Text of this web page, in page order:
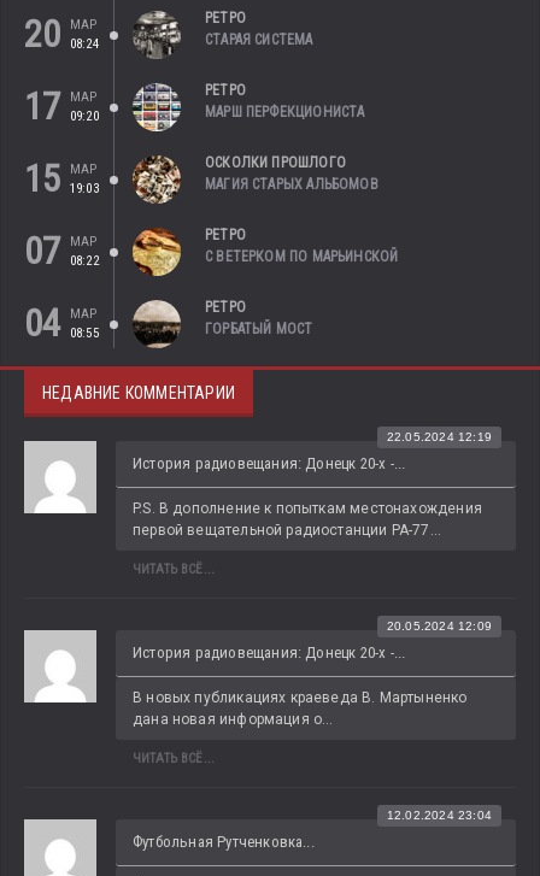
20
МАР
08:24
РЕТРО
СТАРАЯ СИСТЕМА
17
МАР
09:20
РЕТРО
МАРШ ПЕРФЕКЦИОНИСТА
15
МАР
19:03
ОСКОЛКИ ПРОШЛОГО
МАГИЯ СТАРЫХ АЛЬБОМОВ
07
МАР
08:22
РЕТРО
С ВЕТЕРКОМ ПО МАРЬИНСКОЙ
04
МАР
08:55
РЕТРО
ГОРБАТЫЙ МОСТ
НЕДАВНИЕ КОММЕНТАРИИ
История радиовещания: Донецк 20-х -...
22.05.2024 12:19
P.S. В дополнение к попыткам местонахождения
первой вещательной радиостанции РА-77...
ЧИТАТЬ ВСЁ...
История радиовещания: Донецк 20-х -...
20.05.2024 12:09
В новых публикациях краеведа В. Мартыненко
дана новая информация о...
ЧИТАТЬ ВСЁ...
Футбольная Рутченковка...
12.02.2024 23:04